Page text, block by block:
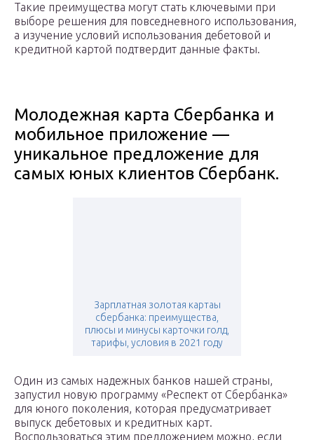
Такие преимущества могут стать ключевыми при
выборе решения для повседневного использования,
а изучение условий использования дебетовой и
кредитной картой подтвердит данные факты.
Молодежная карта Сбербанка и
мобильное приложение —
уникальное предложение для
самых юных клиентов Сбербанк.
Зарплатная золотая картаы
сбербанка: преимущества,
плюсы и минусы карточки голд,
тарифы, условия в 2021 году
Один из самых надежных банков нашей страны,
запустил новую программу «Респект от Сбербанка»
для юного поколения, которая предусматривает
выпуск дебетовых и кредитных карт.
Воспользоваться этим предложением можно, если